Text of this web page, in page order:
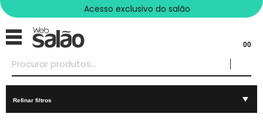
Acesso exclusivo do salão
00
Refinar filtros